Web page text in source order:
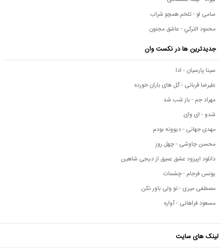
سامی لو - تلخم همچو شراب
محمود التركي - عاشق مجنون
جدیدترین ها در نکست وان
سینا پارسیان - ادا
علیرضا قربانی - گل های باران خورده
مهراد جم - باز شب شد
شدو - ای وای
مهدی جهانی - دیوونه بودم
محسن چاوشی - چهل روز
دانلود اپیزود عشق عمیق از دیجی شاهین
یونس فرجام - چشمات
مصطفی میری - تو ولی باور نکن
مسعود فراهانی - آواره
لینک های سایت